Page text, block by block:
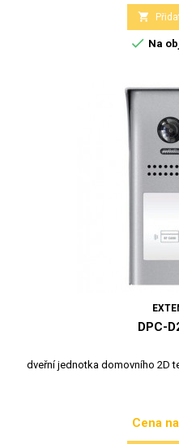

 Na
DPC-
dveřní jednotka domovního 2D
Cena